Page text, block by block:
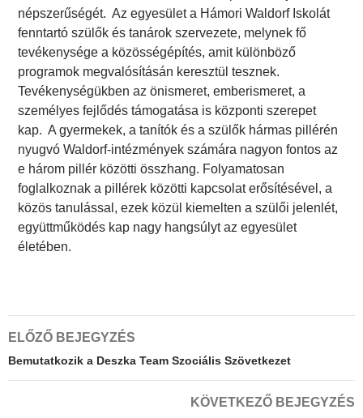
népszerűségét. Az egyesület a Hámori Waldorf Iskolát
fenntartó szülők és tanárok szervezete, melynek fő
tevékenysége a közösségépítés, amit különböző
programok megvalósításán keresztül tesznek.
Tevékenységükben az önismeret, emberismeret, a
személyes fejlődés támogatása is központi szerepet
kap. A gyermekek, a tanítók és a szülők hármas pillérén
nyugvó Waldorf-intézmények számára nagyon fontos az
e három pillér közötti összhang. Folyamatosan
foglalkoznak a pillérek közötti kapcsolat erősítésével, a
közös tanulással, ezek közül kiemelten a szülői jelenlét,
együttműködés kap nagy hangsúlyt az egyesület
életében.
Bejegyzés
navigáció
ELŐZŐ BEJEGYZÉS
Bemutatkozik a Deszka Team Szociális Szövetkezet
KÖVETKEZŐ BEJEGYZÉS